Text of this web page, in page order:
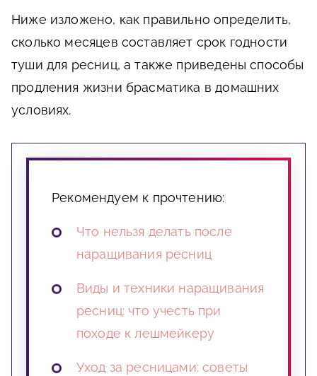
Ниже изложено, как правильно определить,
сколько месяцев составляет срок годности
туши для ресниц, а также приведены способы
продления жизни брасматика в домашних
условиях.
Рекомендуем к прочтению:
Что нельзя делать после
наращивания ресниц
Виды и техники наращивания
ресниц: что учесть при
походе к лешмейкеру
Уход за ресницами: советы